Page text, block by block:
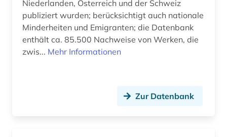
ost-west-konflikt (1)
osteuropa (11)
ostmitteleuropa (3)
plastik (1)
Montenegro (15)
Niederlande (1)
Niedersachsen (1)
Niederlanden, Österreich und der Schweiz
publiziert wurden; berücksichtigt auch nationale
Minderheiten und Emigranten; die Datenbank
enthält ca. 85.500 Nachweise von Werken, die
zwis... Mehr Informationen
Zur Datenbank